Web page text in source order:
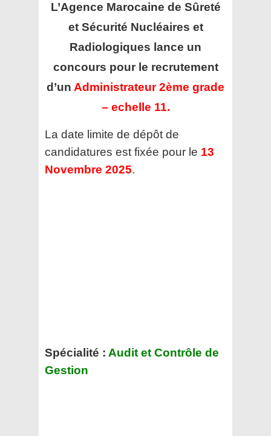
L’Agence Marocaine de Sûreté
et Sécurité Nucléaires et
Radiologiques lance un
concours pour le recrutement
d’un Administrateur 2ème grade
– echelle 11.
La date limite de dépôt de
candidatures est fixée pour le 13
Novembre 2025.
Spécialité : Audit et Contrôle de
Gestion